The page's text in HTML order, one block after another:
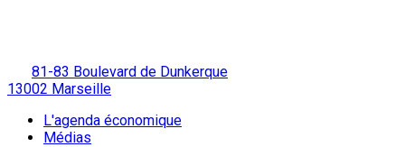
81-83 Boulevard de Dunkerque
13002 Marseille
L'agenda économique
Médias